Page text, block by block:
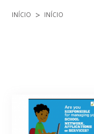
INÍCIO INÍCIO
Páginas